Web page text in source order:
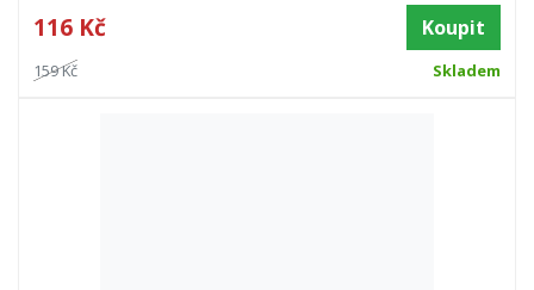
116 Kč Koupit
159 Kč Skladem